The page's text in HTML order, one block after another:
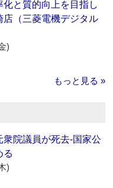
化と質的向上を目指し
店（三菱電機デジタル
)
もっと見る »
衆院議員が死去‐国家公
る
)